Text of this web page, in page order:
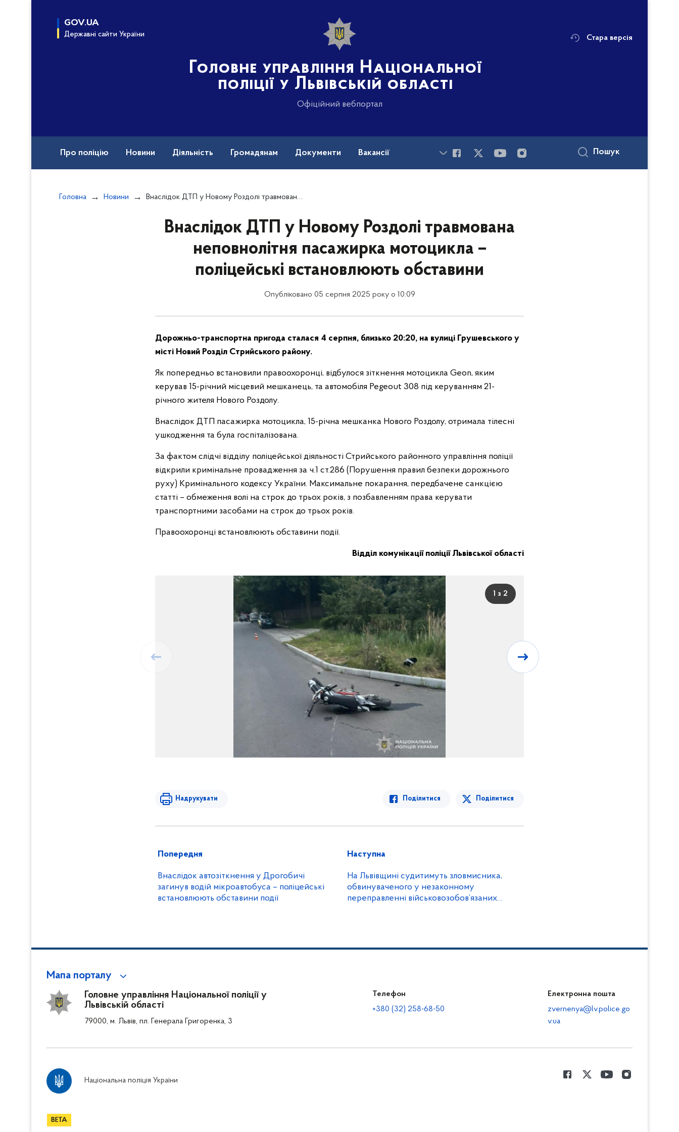
GOV.UA
Державні сайти України
Головне управління Національної
поліції у Львівській області
Офіційний вебпортал
Стара версія
Про поліцію Новини Діяльність Громадянам Документи Вакансії Пошук
Головна Новини Внаслідок ДТП у Новому Роздолі травмована неповнолітня пасажирка мотоцикла – поліцейські встановлюють обставини
Внаслідок ДТП у Новому Роздолі травмована
неповнолітня пасажирка мотоцикла –
поліцейські встановлюють обставини
Опубліковано 05 серпня 2025 року о 10:09
Дорожньо-транспортна пригода сталася 4 серпня, близько 20:20, на вулиці Грушевського у
місті Новий Розділ Стрийського району.
Як попередньо встановили правоохоронці, відбулося зіткнення мотоцикла Geon, яким
керував 15-річний місцевий мешканець, та автомобіля Pegeout 308 під керуванням 21-
річного жителя Нового Роздолу.
Внаслідок ДТП пасажирка мотоцикла, 15-річна мешканка Нового Роздолу, отримала тілесні
ушкодження та була госпіталізована.
За фактом слідчі відділу поліцейської діяльності Стрийського районного управління поліції
відкрили кримінальне провадження за ч.1 ст.286 (Порушення правил безпеки дорожнього
руху) Кримінального кодексу України. Максимальне покарання, передбачене санкцією
статті – обмеження волі на строк до трьох років, з позбавленням права керувати
транспортними засобами на строк до трьох років.
Правоохоронці встановлюють обставини події.
Відділ комунікації поліції Львівської області
1 з 2
Надрукувати Поділитися Поділитися
Попередня
Внаслідок автозіткнення у Дрогобичі
загинув водій мікроавтобуса – поліцейські
встановлюють обставини події
Наступна
На Львівщині судитимуть зловмисника,
обвинуваченого у незаконному
переправленні військовозобов’язаних
Мапа порталу
Головне управління Національної поліції у
Львівській області
79000, м. Львів, пл. Генерала Григоренка, 3
Телефон
+380 (32) 258-68-50
Електронна пошта
zvernenya@lv.police.go
v.ua
Національна поліція України